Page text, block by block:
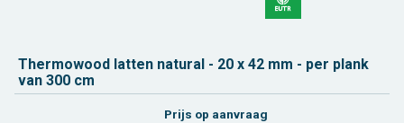
Ther­mo­wood lat­ten na­tu­ral - 20 x 42 mm - per plank
van 300 cm
Prijs op aan­vraag